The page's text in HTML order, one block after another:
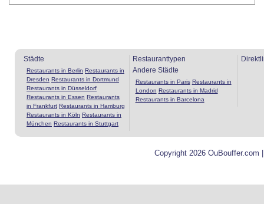
Städte
Restaurants in Berlin Restaurants in
Dresden Restaurants in Dortmund
Restaurants in Düsseldorf
Restaurants in Essen Restaurants
in Frankfurt Restaurants in Hamburg
Restaurants in Köln Restaurants in
München Restaurants in Stuttgart
Restauranttypen
Andere Städte
Restaurants in Paris Restaurants in
London Restaurants in Madrid
Restaurants in Barcelona
Copyright 2026 OuBouffer.com